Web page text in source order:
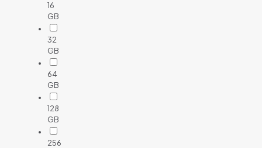
16
GB
32
GB
64
GB
128
GB
256